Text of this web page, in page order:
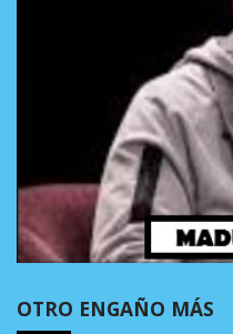
OTRO ENGAÑO MÁS